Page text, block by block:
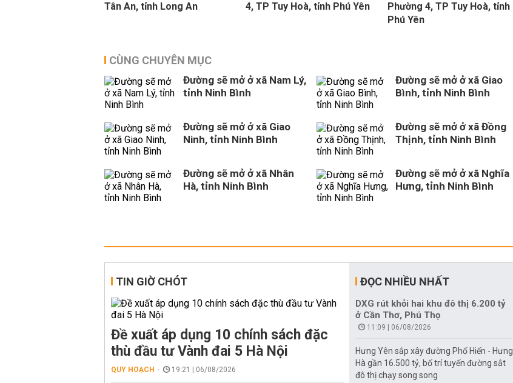
Tân An, tỉnh Long An
4, TP Tuy Hoà, tỉnh Phú Yên
Phường 4, TP Tuy Hoà, tỉnh
Phú Yên
CÙNG CHUYÊN MỤC
Đường sẽ mở ở xã Nam Lý,
tỉnh Ninh Bình
Đường sẽ mở ở xã Giao
Bình, tỉnh Ninh Bình
Đường sẽ mở ở xã Giao
Ninh, tỉnh Ninh Bình
Đường sẽ mở ở xã Đồng
Thịnh, tỉnh Ninh Bình
Đường sẽ mở ở xã Nhân
Hà, tỉnh Ninh Bình
Đường sẽ mở ở xã Nghĩa
Hưng, tỉnh Ninh Bình
TIN GIỜ CHÓT
Đề xuất áp dụng 10 chính sách đặc
thù đầu tư Vành đai 5 Hà Nội
QUY HOẠCH 19:21 | 06/08/2026
ĐỌC NHIỀU NHẤT
DXG rút khỏi hai khu đô thị 6.200 tỷ
ở Cần Thơ, Phú Thọ
11:09 | 06/08/2026
Hưng Yên sắp xây đường Phố Hiến - Hưng
Hà gần 16.500 tỷ, bố trí tuyến đường sắt
đô thị chạy song song